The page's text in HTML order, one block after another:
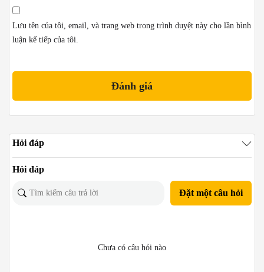
Lưu tên của tôi, email, và trang web trong trình duyệt này cho lần bình
luận kế tiếp của tôi.
Hỏi đáp
Hỏi đáp
Đặt một câu hỏi
Chưa có câu hỏi nào